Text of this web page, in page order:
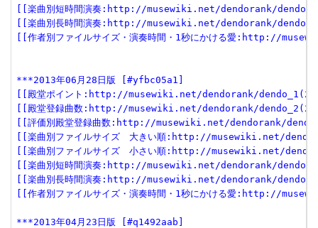
[[楽曲別短時間演奏:http://musewiki.net/dendorank/
[[楽曲別長時間演奏:http://musewiki.net/dendorank/
[[作者別ファイルサイズ・演奏時間・1秒にかける愛:http://
***2013年06月28日版 [#yfbc05a1]
[[殿堂ポイント:http://musewiki.net/dendorank/
[[殿堂登録曲数:http://musewiki.net/dendorank/
[[評価別殿堂登録曲数:http://musewiki.net/dendorank/
[[楽曲別ファイルサイズ　大きい順:http://musewiki.net/
[[楽曲別ファイルサイズ　小さい順:http://musewiki.net/
[[楽曲別短時間演奏:http://musewiki.net/dendorank/
[[楽曲別長時間演奏:http://musewiki.net/dendorank/
[[作者別ファイルサイズ・演奏時間・1秒にかける愛:http://
***2013年04月23日版 [#q1492aab]